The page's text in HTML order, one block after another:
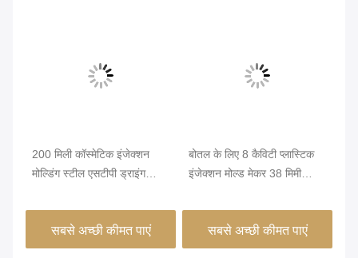
200 मिली कॉस्मेटिक इंजेक्शन
मोल्डिंग स्टील एसटीपी ड्राइंग
सबसे अच्छी कीमत पाएं
बोतल के लिए 8 कैविटी प्लास्टिक
इंजेक्शन मोल्ड मेकर 38 मिमी
सबसे अच्छी कीमत पाएं